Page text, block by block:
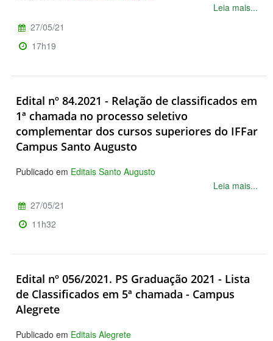
Leia mais...
27/05/21
17h19
Edital nº 84.2021 - Relação de classificados em
1ª chamada no processo seletivo
complementar dos cursos superiores do IFFar
Campus Santo Augusto
Publicado em Editais Santo Augusto
Leia mais...
27/05/21
11h32
Edital nº 056/2021. PS Graduação 2021 - Lista
de Classificados em 5ª chamada - Campus
Alegrete
Publicado em Editais Alegrete